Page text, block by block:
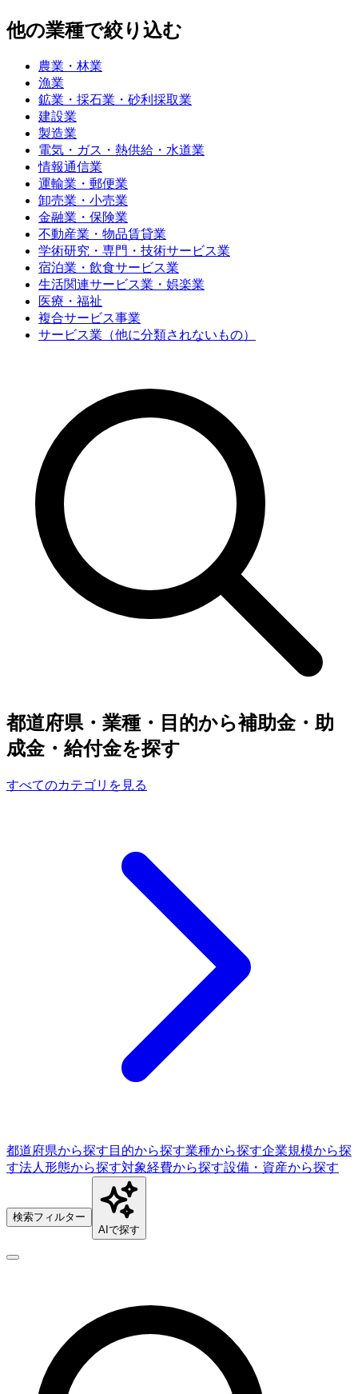
他の業種で絞り込む
農業・林業
漁業
鉱業・採石業・砂利採取業
建設業
製造業
電気・ガス・熱供給・水道業
情報通信業
運輸業・郵便業
卸売業・小売業
金融業・保険業
不動産業・物品賃貸業
学術研究・専門・技術サービス業
宿泊業・飲食サービス業
生活関連サービス業・娯楽業
医療・福祉
複合サービス事業
サービス業（他に分類されないもの）
都道府県・業種・目的から補助金・助
成金・給付金を探す
すべてのカテゴリを見る
都道府県から探す 目的から探す業種から探す企業規模から探
す法人形態から探す対象経費から探す設備・資産から探す
検索フィルター
AIで探す